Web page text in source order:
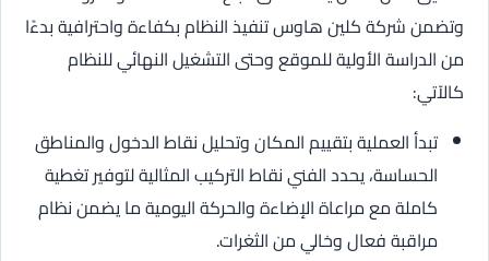
وتضمن شركة كلين هاوس تنفيذ النظام بكفاءة واحترافية بدءًا
من الدراسة الأولية للموقع وحتى التشغيل النهائي للنظام
كالآتي:
تبدأ العملية بتقييم المكان وتحليل نقاط الدخول والمناطق
الحساسة، يحدد الفني نقاط التركيب المثالية لتوفير تغطية
كاملة مع مراعاة الإضاءة والحركة اليومية ما يضمن نظام
مراقبة فعال وخالي من الثغرات.